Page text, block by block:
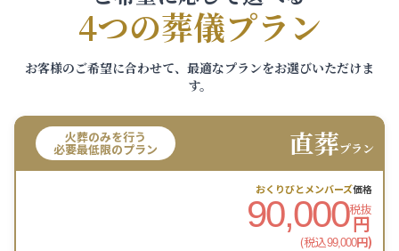
4つの葬儀プラン
お客様のご希望に合わせて、最適なプランをお選びいただけま
す。
火葬のみを行う
必要最低限のプラン 直葬プラン
おくりびとメンバーズ価格
90,000税抜
円
(税込99,000円)